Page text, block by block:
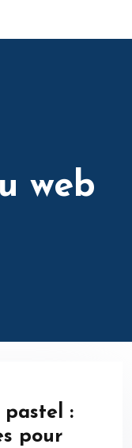
web
pastel :
pour